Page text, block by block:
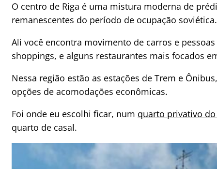
O centro de Riga é uma mistura moderna de
remanescentes do período de ocupação soviética.
Ali você encontra movimento de carros e
shoppings, e alguns restaurantes mais focados
Nessa região estão as estações de Trem e
opções de acomodações econômicas.
Foi onde eu escolhi ficar, num quarto privativo
quarto de casal.